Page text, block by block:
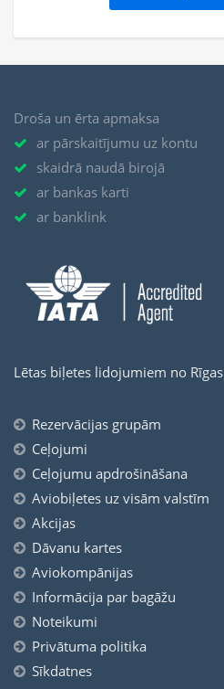
Droša un ērta apmaksa
ar pārskaitījumu uz kontu
skaidrā naudā birojā
ar bankas karti
ar banklink
Lētas biļetes lidojumiem no Rīgas
Rezervācijas grupām
Ceļojumi
Ceļojumu apdrošināšana
Aviobiļetes uz visām valstīm
Akcijas
Dāvanu kartes
Aviokompānijas
Informācija par bagāžu
Noteikumi
Privātuma politika
Sīkdatnes